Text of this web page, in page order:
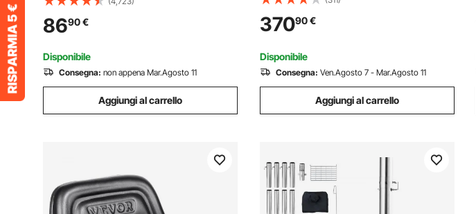
Inox con Ruote, Tavolo da Lavoro
Commerciale Carico 204 kg
8690€
Disponibile
Consegna: non appena Mar.Agosto 11
Aggiungi al carrello
Cupola, con Serratura, per Fattoria
Anatre Quaglie Conigli Galline Pollame
uso Commerciale
37090€
Disponibile
Consegna: Ven.Agosto 7 - Mar.Agosto 11
Aggiungi al carrello